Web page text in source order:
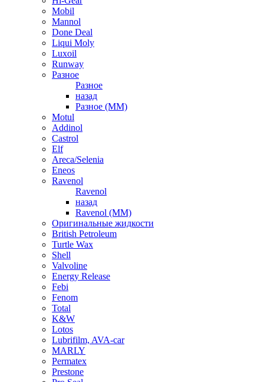
Mobil
Mannol
Done Deal
Liqui Moly
Luxoil
Runway
Разное
Разное
назад
Разное (ММ)
Motul
Addinol
Castrol
Elf
Areca/Selenia
Eneos
Ravenol
Ravenol
назад
Ravenol (ММ)
Оригинальные жидкости
British Petroleum
Turtle Wax
Shell
Valvoline
Energy Release
Febi
Fenom
Total
K&W
Lotos
Lubrifilm, AVA-car
MARLY
Permatex
Prestone